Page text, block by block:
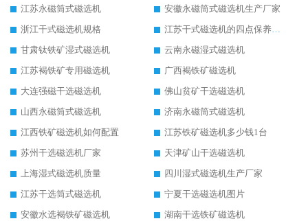
江苏永磁筒式磁选机
安徽永磁筒式磁选机生产厂家
浙江干式磁选机规格
江苏干式磁选机的四点保养秘籍
甘肃钛铁矿湿式磁选机
云南永磁湿式磁选机
江苏褐铁矿专用磁选机
广西褐铁矿磁选机
大连强磁干选磁选机
佛山贫矿干选磁选机
山西永磁筒式磁选机
济南永磁筒式磁选机
江西铁矿磁选机如何配置
江苏铁矿磁选机多少钱1台
苏州干选磁选机厂家
天津矿山干选磁选机
上海湿式磁选机质量
四川湿式磁选机生产厂家
江苏干选筒式磁选机
宁夏干选磁选机图片
安徽水选褐铁矿磁选机
湖南干选铁矿磁选机